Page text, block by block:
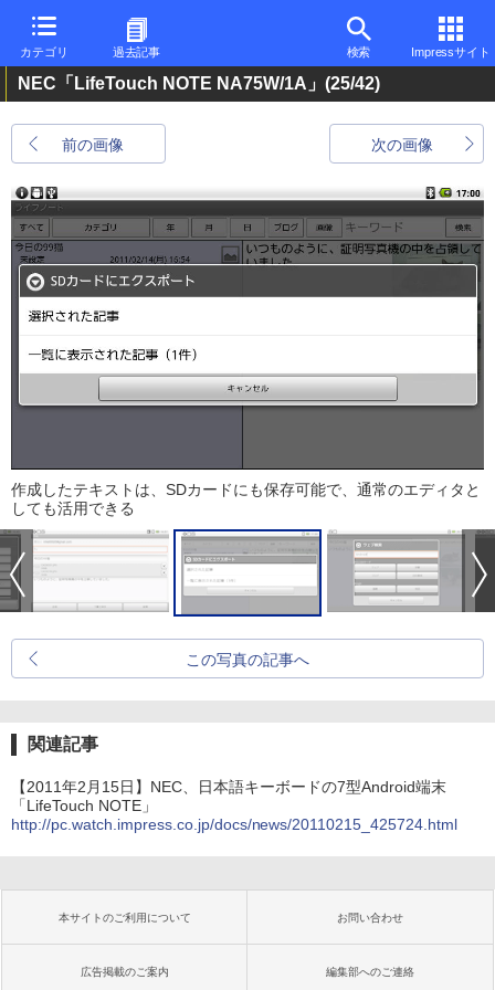
カテゴリ 過去記事 検索 Impressサイト
NEC「LifeTouch NOTE NA75W/1A」 (25/42)
前の画像 次の画像
作成したテキストは、SDカードにも保存可能で、通常のエディタと
しても活用できる
この写真の記事へ
関連記事
【2011年2月15日】NEC、日本語キーボードの7型Android端末
「LifeTouch NOTE」
http://pc.watch.impress.co.jp/docs/news/20110215_425724.html
本サイトのご利用について お問い合わせ
広告掲載のご案内 編集部へのご連絡